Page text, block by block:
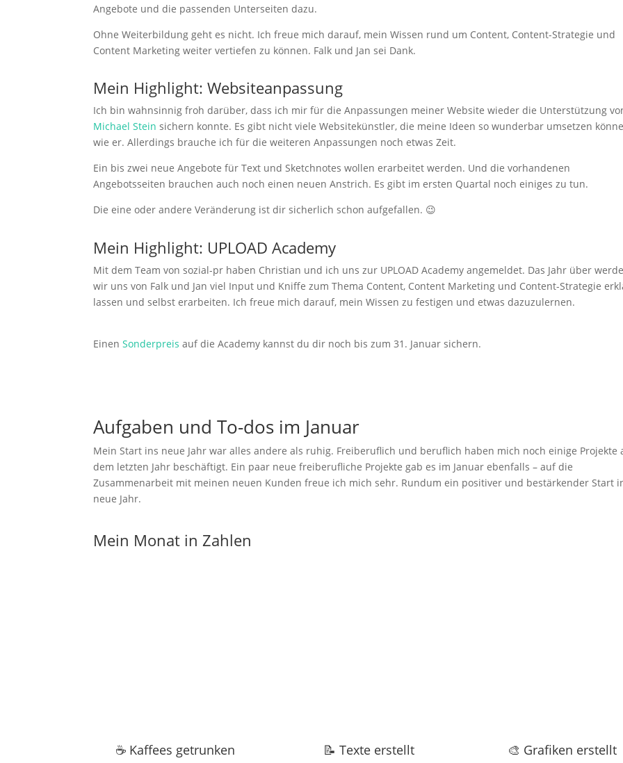
Angebote und die passenden Unterseiten dazu.
Ohne Weiterbildung geht es nicht. Ich freue mich darauf, mein Wissen rund um Content, Content-Strategie und
Content Marketing weiter vertiefen zu können. Falk und Jan sei Dank.
Mein Highlight: Websiteanpassung
Ich bin wahnsinnig froh darüber, dass ich mir für die Anpassungen meiner Website wieder die Unterstützung
Michael Stein sichern konnte. Es gibt nicht viele Websitekünstler, die meine Ideen so wunderbar umsetzen
wie er. Allerdings brauche ich für die weiteren Anpassungen noch etwas Zeit.
Ein bis zwei neue Angebote für Text und Sketchnotes wollen erarbeitet werden. Und die vorhandenen
Angebotsseiten brauchen auch noch einen neuen Anstrich. Es gibt im ersten Quartal noch einiges zu tun.
Die eine oder andere Veränderung ist dir sicherlich schon aufgefallen. 😉
Mein Highlight: UPLOAD Academy
Mit dem Team von sozial-pr haben Christian und ich uns zur UPLOAD Academy angemeldet. Das Jahr über
wir uns von Falk und Jan viel Input und Kniffe zum Thema Content, Content Marketing und Content-Strategie
lassen und selbst erarbeiten. Ich freue mich darauf, mein Wissen zu festigen und etwas dazuzulernen.
EinenSonderpreis auf die Academy kannst du dir noch bis zum 31. Januar sichern.
Aufgaben und To-dos im Januar
Mein Start ins neue Jahr war alles andere als ruhig. Freiberuflich und beruflich haben mich noch einige Projekte
dem letzten Jahr beschäftigt. Ein paar neue freiberufliche Projekte gab es im Januar ebenfalls – auf die
Zusammenarbeit mit meinen neuen Kunden freue ich mich sehr. Rundum ein positiver und bestärkender Start
neue Jahr.
Mein Monat in Zahlen
☕️ Kaffees getrunken 📝 Texte erstellt 🎨 Grafiken erstellt